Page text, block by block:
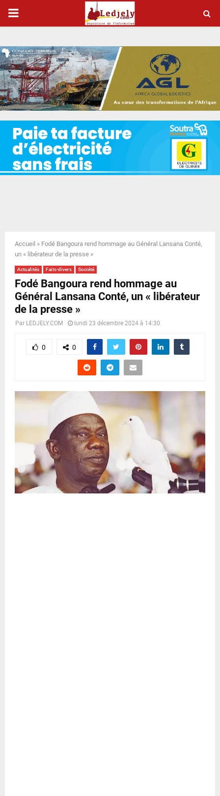
P
I
M
A
R
Y
N
U
Accueil » Fodé Bangoura rend hommage au Général Lansana Conté,
un « libérateur de la presse »
Actualités Faits-divers Société
Fodé Bangoura rend hommage au
Général Lansana Conté, un « libérateur
de la presse »
Par LEDJELY.COM lundi 23 décembre 2024 à 14:30
0 0